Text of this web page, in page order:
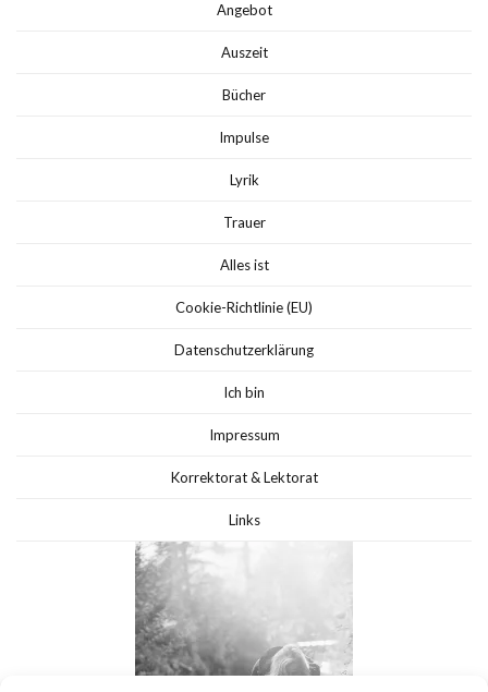
Angebot
Auszeit
Bücher
Impulse
Lyrik
Trauer
Alles ist
Cookie-Richtlinie (EU)
Datenschutzerklärung
Ich bin
Impressum
Korrektorat & Lektorat
Links